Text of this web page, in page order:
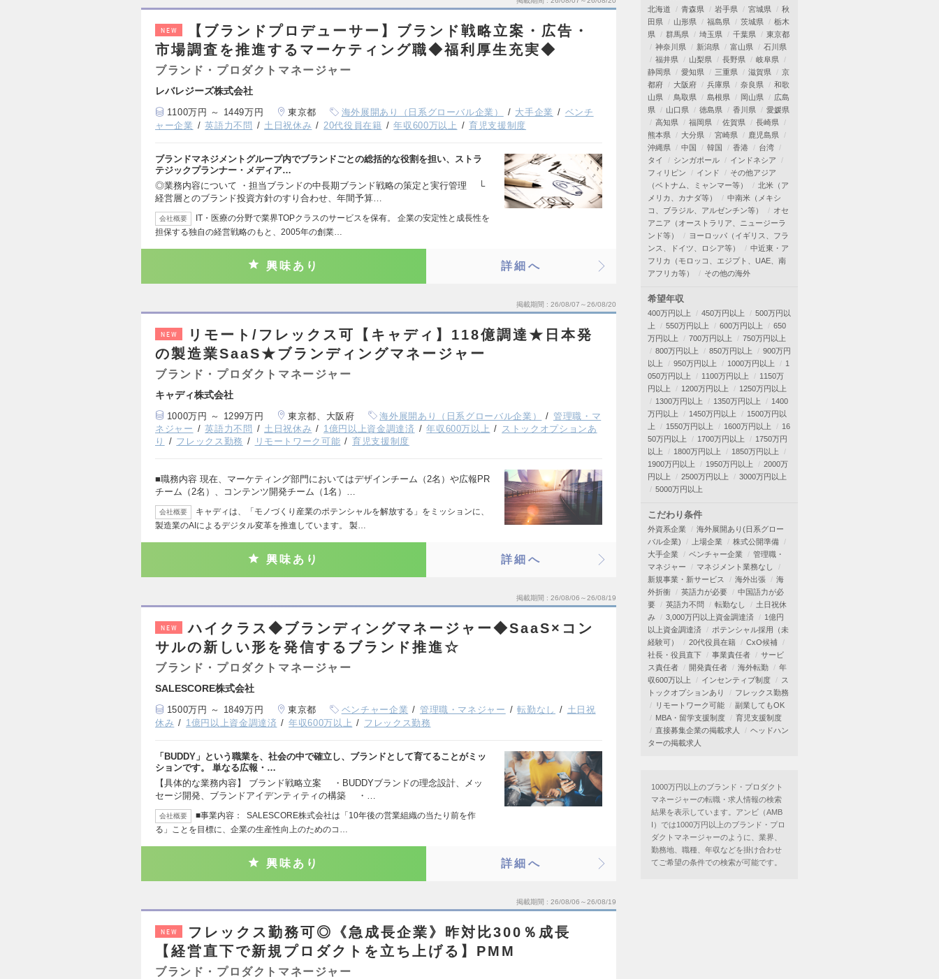
NEW
【ブランドプロデューサー】ブランド戦略立案・広告・
市場調査を推進するマーケティング職◆福利厚生充実◆
ブランド・プロダクトマネージャー
レバレジーズ株式会社
1100万円 ～ 1449万円 東京都 海外展開あり（日系グローバル企業） 大手企業
ベンチ
ャー企業
英語力不問 土日祝休み 20代役員在籍 年収600万以上 育児支援制度
ブランドマネジメントグループ内でブランドごとの総括的な役割を担い、ストラ
テジックプランナー・メディア…
◎業務内容について ・担当ブランドの中長期ブランド戦略の策定と実行管理 └
経営層とのブランド投資方針のすり合わせ、年間予算…
会社概要
IT・医療の分野で業界TOPクラスのサービスを保有。 企業の安定性と成長性を
担保する独自の経営戦略のもと、2005年の創業…
興味あり 詳細へ
掲載期間 26/08/07～26/08/20
NEW
リモート/フレックス可【キャディ】118億調達★日本発
の製造業SaaS★ブランディングマネージャー
ブランド・プロダクトマネージャー
キャディ株式会社
1000万円 ～ 1299万円 東京都、大阪府 海外展開あり（日系グローバル企業）
管理職・マ
ネジャー
英語力不問 土日祝休み 1億円以上資金調達済 年収600万以上
ストックオプションあ
り
フレックス勤務 リモートワーク可能 育児支援制度
■職務内容 現在、マーケティング部門においてはデザインチーム（2名）や広報PR
チーム（2名）、コンテンツ開発チーム（1名）…
会社概要
キャディは、「モノづくり産業のポテンシャルを解放する」をミッションに、
製造業のAIによるデジタル変革を推進しています。 製…
興味あり 詳細へ
掲載期間 26/08/06～26/08/19
NEW
ハイクラス◆ブランディングマネージャー◆SaaS×コン
サルの新しい形を発信するブランド推進☆
ブランド・プロダクトマネージャー
SALESCORE株式会社
1500万円 ～ 1849万円 東京都 ベンチャー企業 管理職・マネジャー 転勤なし
土日祝
休み
1億円以上資金調達済 年収600万以上 フレックス勤務
「BUDDY」という職業を、社会の中で確立し、ブランドとして育てることがミッ
ションです。 単なる広報・…
【具体的な業務内容】 ブランド戦略立案 ・BUDDYブランドの理念設計、メッ
セージ開発、ブランドアイデンティティの構築 ・…
会社概要
■事業内容： SALESCORE株式会社は「10年後の営業組織の当たり前を作
る」ことを目標に、企業の生産性向上のためのコ…
興味あり 詳細へ
掲載期間 26/08/06～26/08/19
NEW
フレックス勤務可◎《急成長企業》昨対比300％成長
【経営直下で新規プロダクトを立ち上げる】PMM
ブランド・プロダクトマネージャー
北海道 青森県 岩手県 宮城県
秋
田県
山形県 福島県 茨城県
栃木
県
群馬県 埼玉県 千葉県
東京都
神奈川県
新潟県 富山県
石川県
福井県
山梨県 長野県
岐阜県
静岡県
愛知県 三重県 滋賀県
京
都府
大阪府 兵庫県 奈良県
和歌
山県
鳥取県 島根県 岡山県
広島
県
山口県 徳島県 香川県
愛媛県
高知県
福岡県 佐賀県
長崎県
熊本県
大分県 宮崎県
鹿児島県
沖縄県
中国 韓国 香港
台湾
タイ
シンガポール
インドネシア
フィリピン
インド
その他アジア
（ベトナム、ミャンマー等）
北米（ア
メリカ、カナダ等）
中南米（メキシ
コ、ブラジル、アルゼンチン等）
オセ
アニア（オーストラリア、ニュージーラ
ンド等）
ヨーロッパ（イギリス、フラ
ンス、ドイツ、ロシア等）
中近東・ア
フリカ（モロッコ、エジプト、UAE、南
アフリカ等）
その他の海外
希望年収
400万円以上 450万円以上
500万円以
上
550万円以上 600万円以上
650
万円以上
700万円以上
750万円以上
800万円以上
850万円以上
900万円
以上
950万円以上 1000万円以上
1
050万円以上
1100万円以上
1150万
円以上
1200万円以上
1250万円以上
1300万円以上
1350万円以上
1400
万円以上
1450万円以上
1500万円以
上
1550万円以上 1600万円以上
16
50万円以上
1700万円以上
1750万円
以上
1800万円以上
1850万円以上
1900万円以上
1950万円以上
2000万
円以上
2500万円以上
3000万円以上
5000万円以上
こだわり条件
外資系企業
海外展開あり(日系グロー
バル企業)
上場企業
株式公開準備
大手企業
ベンチャー企業
管理職・
マネジャー
マネジメント業務なし
新規事業・新サービス
海外出張
海
外折衝
英語力が必要
中国語力が必
要
英語力不問 転勤なし
土日祝休
み
3,000万円以上資金調達済
1億円
以上資金調達済
ポテンシャル採用（未
経験可）
20代役員在籍
CxO候補
社長・役員直下
事業責任者
サービ
ス責任者
開発責任者 海外転勤
年
収600万以上
インセンティブ制度
ス
トックオプションあり
フレックス勤務
リモートワーク可能
副業してもOK
MBA・留学支援制度
育児支援制度
直接募集企業の掲載求人
ヘッドハン
ターの掲載求人
1000万円以上のブランド・プロダクト
マネージャーの転職・求人情報の検索
結果を表示しています。アンビ（AMB
I）では1000万円以上のブランド・プロ
ダクトマネージャーのように、業界、
勤務地、職種、年収などを掛け合わせ
てご希望の条件での検索が可能です。